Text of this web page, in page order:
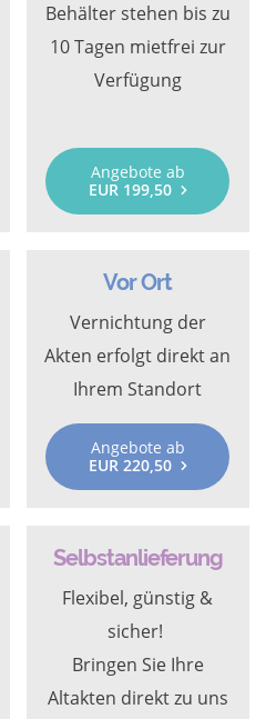
Behälter stehen bis zu
10 Tagen mietfrei zur
Verfügung
Angebote ab
EUR 199,50
Vor Ort
Vernichtung der
Akten erfolgt direkt an
Ihrem Standort
Angebote ab
EUR 220,50
Selbstanlieferung
Flexibel, günstig &
sicher!
Bringen Sie Ihre
Altakten direkt zu uns